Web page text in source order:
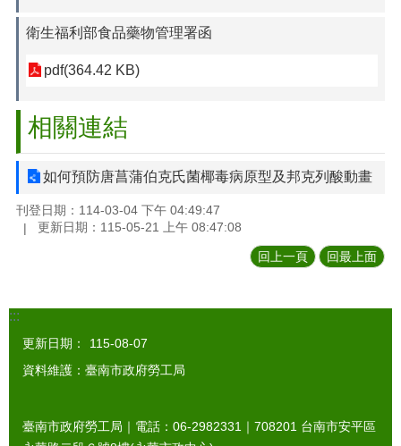
衛生福利部食品藥物管理署函
pdf(364.42 KB)
相關連結
如何預防唐菖蒲伯克氏菌椰毒病原型及邦克列酸動畫
刊登日期：114-03-04 下午 04:49:47
更新日期：115-05-21 上午 08:47:08
回上一頁 回最上面
:::
更新日期：
115-08-07
資料維護：臺南市政府勞工局
臺南市政府勞工局｜電話：06-2982331｜ 708201 台南市安平區